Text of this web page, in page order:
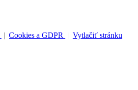
| Cookies a GDPR | Vytlačiť stránku